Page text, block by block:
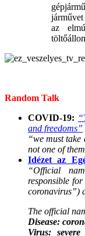
az
Random Talk
COVID-19:
and freedoms”
“we must
not one of
Idézet az
“Official
responsible
coronavirus”)
The official
Disease:
Virus: